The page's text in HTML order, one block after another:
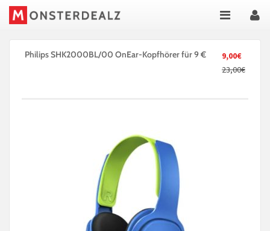
9,00€
23,00€
Philips SHK2000BL/00 OnEar-Kopfhörer für 9 €